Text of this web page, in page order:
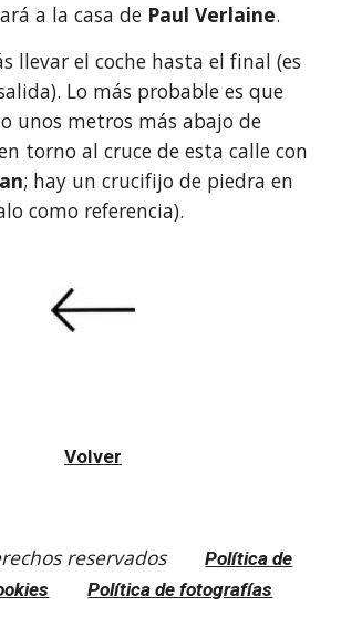
a la casa de Paul Verlaine.
llevar el coche hasta el final (es
Lo más probable es que
unos metros más abajo de
torno al cruce de esta calle con
; hay un crucifijo de piedra en
como referencia).
Volver
reservadosPolítica de
Política de fotografías